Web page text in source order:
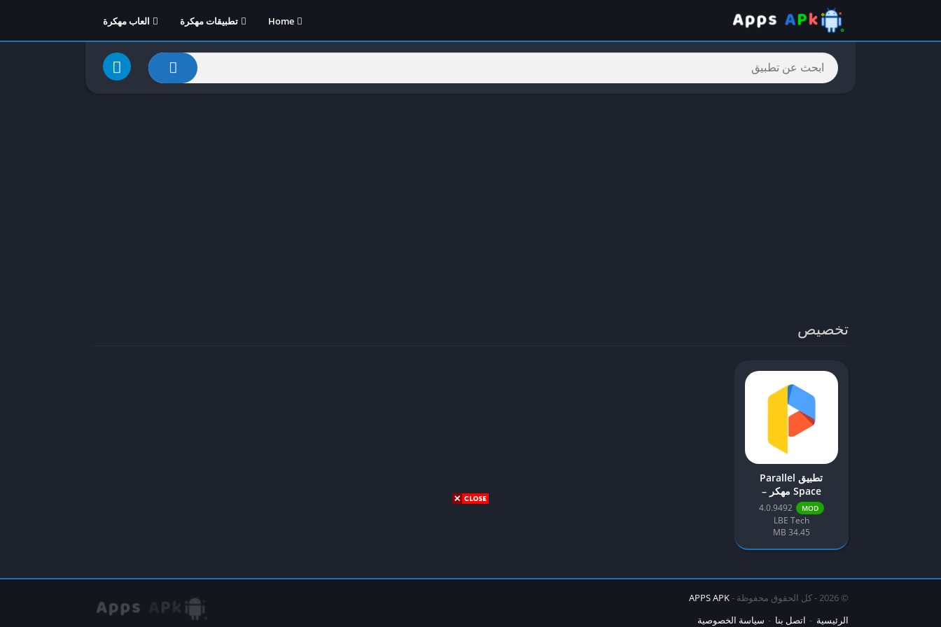
Home تطبيقات مهكرة العاب مهكرة
تخصيص
تطبيق Parallel
Space مهكر –
حسابات متعددة
MOD
4.0.9492
LBE Tech
34.45 MB
© 2026 - كل الحقوق محفوظة -
APPS APK
الرئيسية
اتصل بنا سياسة الخصوصية